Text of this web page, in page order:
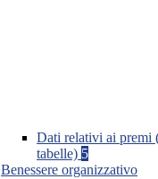
Dati relativi ai premi
tabelle) 5
Benessere organizzativo